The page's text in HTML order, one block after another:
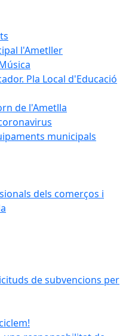
l'Ametller
Pla Local d'Educació
de l'Ametlla
municipals
dels comerços i
de subvencions per